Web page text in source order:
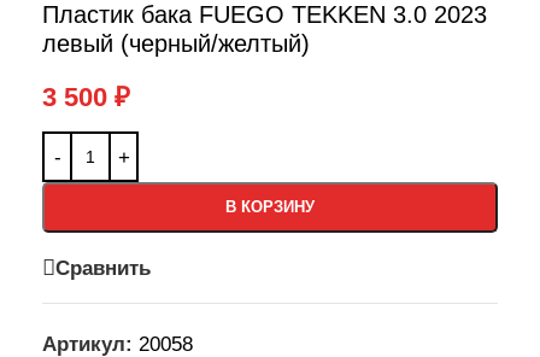
Пластик бака FUEGO TEKKEN 3.0 2023
левый (черный/желтый)
3 500 ₽
В КОРЗИНУ
Сравнить
Артикул: 20058